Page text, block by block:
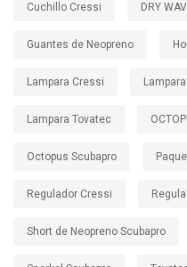
Cuchillo Cressi DRY
Guantes de Neopreno
Lampara Cressi
Lampara Tovatec
Octopus Scubapro
Regulador Cressi
Short de Neopreno Scubapro